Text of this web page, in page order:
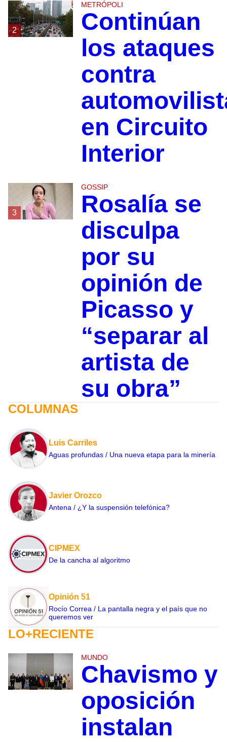
2
METRÓPOLI
Continúan
los ataques
contra
en Circuito
Interior
3
GOSSIP
Rosalía se
disculpa
por su
opinión de
Picasso y
“separar al
artista de
su obra”
COLUMNAS
Luis Carriles
Aguas profundas / Una nueva etapa para la minería
Javier Orozco
Antena / ¿Y la suspensión telefónica?
CIPMEX
De la cancha al algoritmo
Opinión 51
Rocío Correa / La pantalla negra y el país que no
queremos ver
LO+RECIENTE
MUNDO
Chavismo y
oposición
instalan